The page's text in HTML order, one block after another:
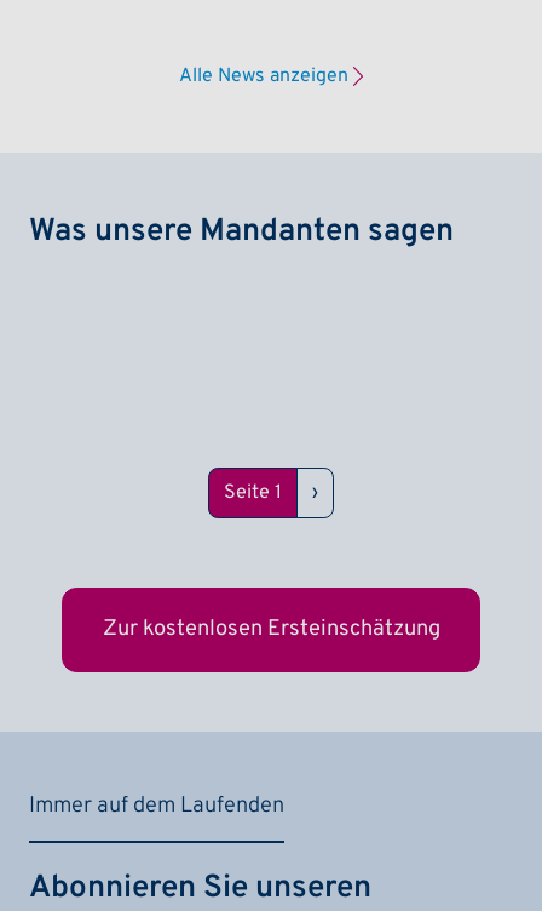
Alle News anzeigen
Was unsere Mandanten sagen
Seitennummerierung
Seite 1 Nächste Seite
›
Zur kostenlosen Ersteinschätzung
Immer auf dem Laufenden
Abonnieren Sie unseren